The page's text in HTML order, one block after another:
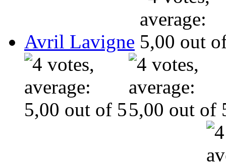
Avril Lavigne